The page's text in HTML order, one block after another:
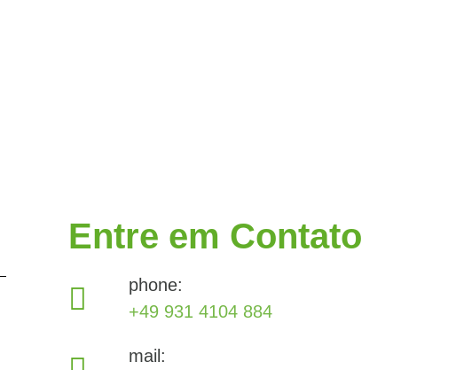
Entre em Contato
phone:
+49 931 4104 884
mail: